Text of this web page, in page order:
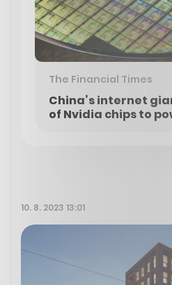
The Financial Times
China’s internet
of Nvidia chips to
10. 8. 2023 13:01